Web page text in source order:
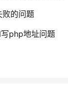
的问题
写php地址问题